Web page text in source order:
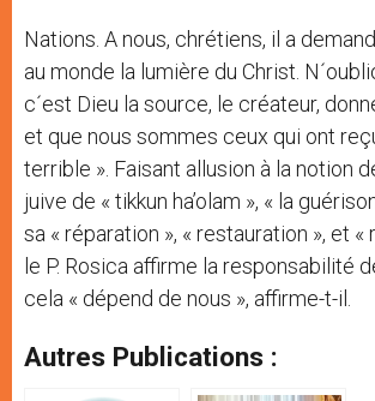
Nations. A nous, chrétiens, il a
au monde la lumière du Christ.
c´est Dieu la source, le créateur,
et que nous sommes ceux qui ont
terrible ». Faisant allusion à la notion
juive de « tikkun ha’olam », « la
sa « réparation », « restauration », et «
le P. Rosica affirme la responsabilité
cela « dépend de nous », affirme-t-il.
Autres Publications :